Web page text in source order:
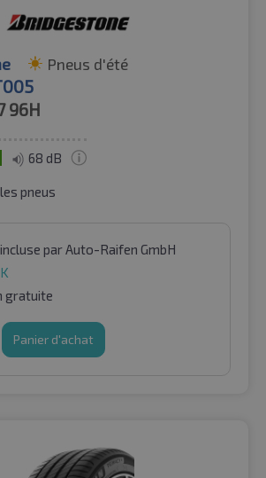
Pneus d'été
96H
68 dB
pneus
par Auto-Raifen GmbH
gratuite
Panier d'achat